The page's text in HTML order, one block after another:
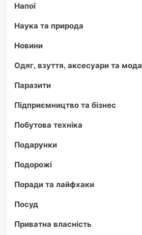
Напої
Наука та природа
Новини
Одяг, взуття, аксесуари та мода
Паразити
Підприємництво та бізнес
Побутова техніка
Подарунки
Подорожі
Поради та лайфхаки
Посуд
Приватна власність